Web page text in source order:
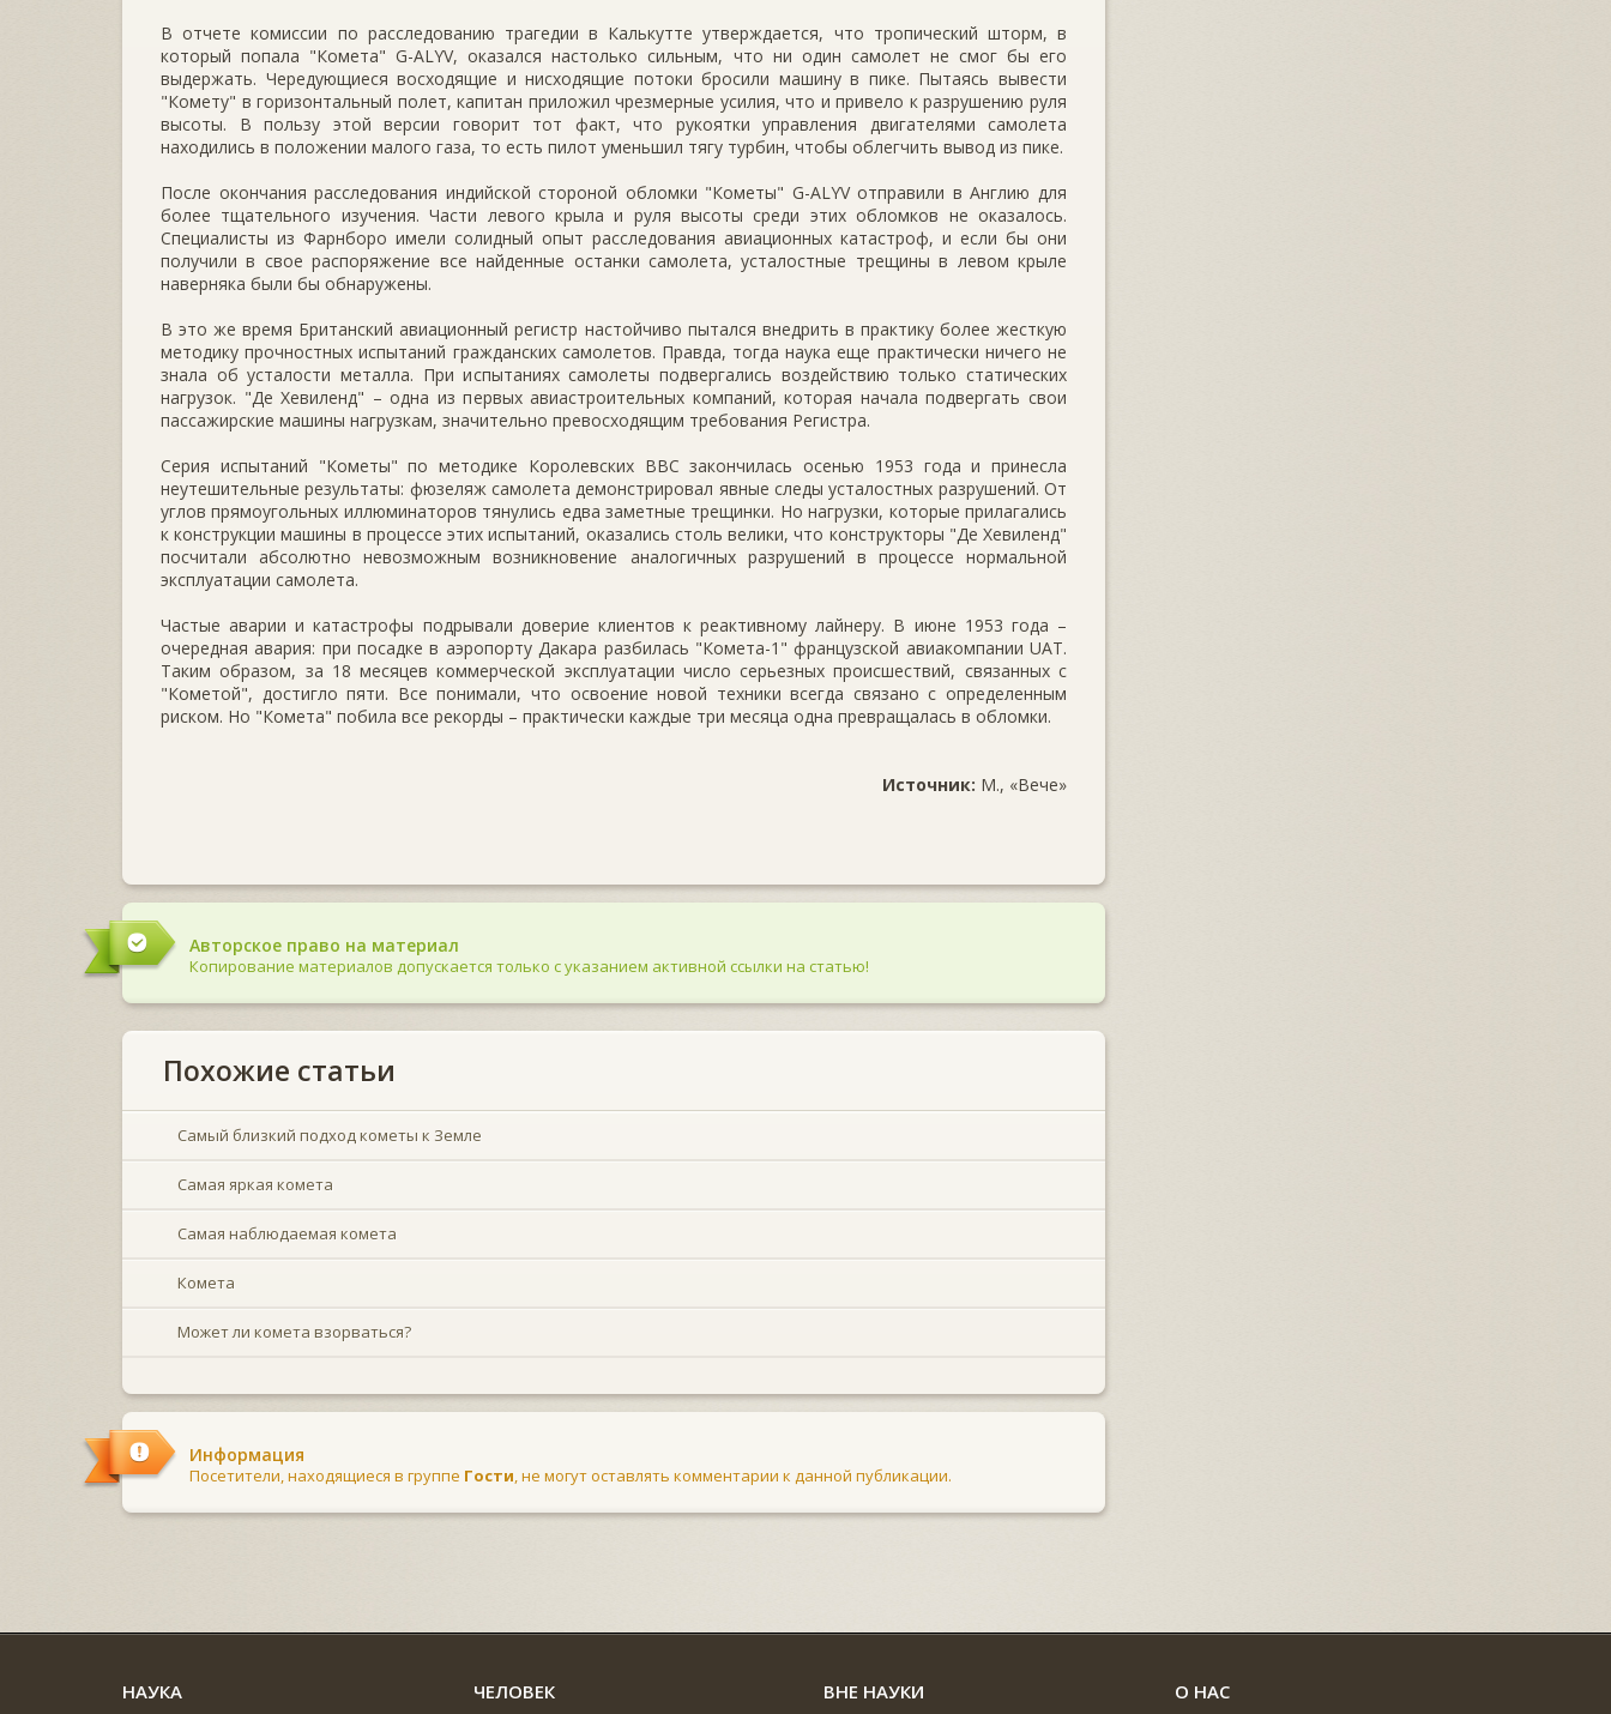
В отчете комиссии по расследованию трагедии в Калькутте утверждается, что тропический шторм, в
который попала "Комета" G-ALYV, оказался настолько сильным, что ни один самолет не смог бы его
выдержать. Чередующиеся восходящие и нисходящие потоки бросили машину в пике. Пытаясь вывести
"Комету" в горизонтальный полет, капитан приложил чрезмерные усилия, что и привело к разрушению руля
высоты. В пользу этой версии говорит тот факт, что рукоятки управления двигателями самолета
находились в положении малого газа, то есть пилот уменьшил тягу турбин, чтобы облегчить вывод из пике.
После окончания расследования индийской стороной обломки "Кометы" G-ALYV отправили в Англию для
более тщательного изучения. Части левого крыла и руля высоты среди этих обломков не оказалось.
Специалисты из Фарнборо имели солидный опыт расследования авиационных катастроф, и если бы они
получили в свое распоряжение все найденные останки самолета, усталостные трещины в левом крыле
наверняка были бы обнаружены.
В это же время Британский авиационный регистр настойчиво пытался внедрить в практику более жесткую
методику прочностных испытаний гражданских самолетов. Правда, тогда наука еще практически ничего не
знала об усталости металла. При испытаниях самолеты подвергались воздействию только статических
нагрузок. "Де Хевиленд" – одна из первых авиастроительных компаний, которая начала подвергать свои
пассажирские машины нагрузкам, значительно превосходящим требования Регистра.
Серия испытаний "Кометы" по методике Королевских ВВС закончилась осенью 1953 года и принесла
неутешительные результаты: фюзеляж самолета демонстрировал явные следы усталостных разрушений. От
углов прямоугольных иллюминаторов тянулись едва заметные трещинки. Но нагрузки, которые прилагались
к конструкции машины в процессе этих испытаний, оказались столь велики, что конструкторы "Де Хевиленд"
посчитали абсолютно невозможным возникновение аналогичных разрушений в процессе нормальной
эксплуатации самолета.
Частые аварии и катастрофы подрывали доверие клиентов к реактивному лайнеру. В июне 1953 года –
очередная авария: при посадке в аэропорту Дакара разбилась "Комета-1" французской авиакомпании UAT.
Таким образом, за 18 месяцев коммерческой эксплуатации число серьезных происшествий, связанных с
"Кометой", достигло пяти. Все понимали, что освоение новой техники всегда связано с определенным
риском. Но "Комета" побила все рекорды – практически каждые три месяца одна превращалась в обломки.
Источник: М., «Вече»
Авторское право на материал
Копирование материалов допускается только с указанием активной ссылки на статью!
Похожие статьи
Самый близкий подход кометы к Земле
Самая яркая комета
Самая наблюдаемая комета
Комета
Может ли комета взорваться?
Информация
Посетители, находящиеся в группе Гости, не могут оставлять комментарии к данной публикации.
НАУКА ЧЕЛОВЕК ВНЕ НАУКИ О НАС